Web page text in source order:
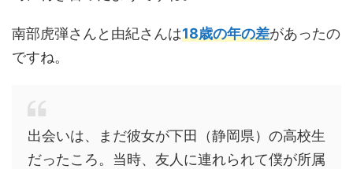
南部虎弾さんと由紀さんは18歳の年の差があったの
ですね。
出会いは、まだ彼女が下田（静岡県）の高校生
だったころ。当時、友人に連れられて僕が所属